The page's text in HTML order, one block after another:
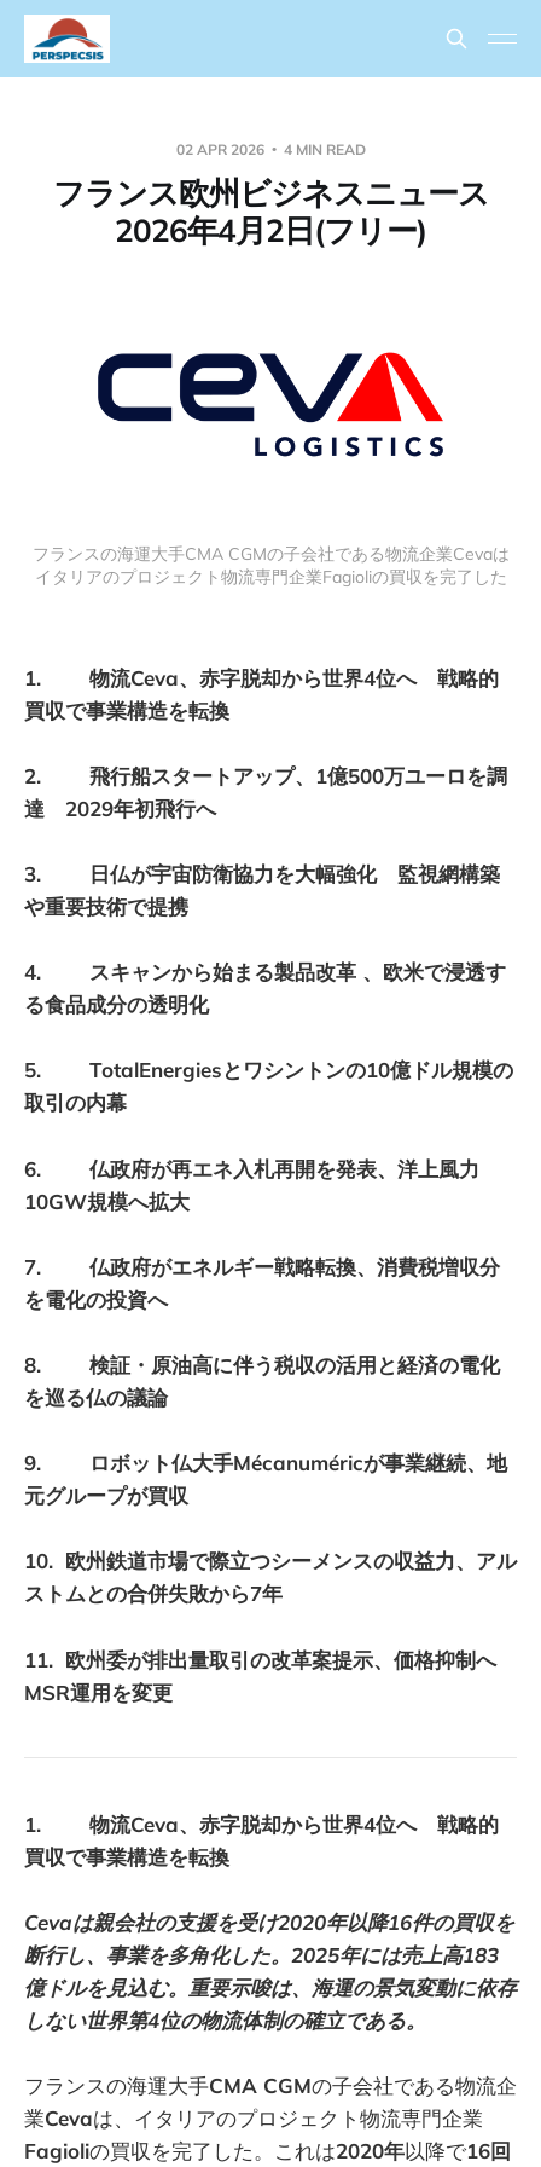
02 APR 2026 4 MIN READ
フランス欧州ビジネスニュース
2026年4月2日(フリー)
フランスの海運大手CMA CGMの子会社である物流企業Cevaは
イタリアのプロジェクト物流専門企業Fagioliの買収を完了した
1. 物流Ceva、赤字脱却から世界4位へ 戦略的
買収で事業構造を転換
2. 飛行船スタートアップ、1億500万ユーロを調
達 2029年初飛行へ
3. 日仏が宇宙防衛協力を大幅強化 監視網構築
や重要技術で提携
4. スキャンから始まる製品改革 、欧米で浸透す
る食品成分の透明化
5. TotalEnergiesとワシントンの10億ドル規模の
取引の内幕
6. 仏政府が再エネ入札再開を発表、洋上風力
10GW規模へ拡大
7. 仏政府がエネルギー戦略転換、消費税増収分
を電化の投資へ
8. 検証・原油高に伴う税収の活用と経済の電化
を巡る仏の議論
9. ロボット仏大手Mécanuméricが事業継続、地
元グループが買収
10. 欧州鉄道市場で際立つシーメンスの収益力、アル
ストムとの合併失敗から7年
11. 欧州委が排出量取引の改革案提示、価格抑制へ
MSR運用を変更
1. 物流Ceva、赤字脱却から世界4位へ 戦略的
買収で事業構造を転換
Cevaは親会社の支援を受け2020年以降16件の買収を
断行し、事業を多角化した。2025年には売上高183
億ドルを見込む。重要示唆は、海運の景気変動に依存
しない世界第4位の物流体制の確立である。
フランスの海運大手CMA CGMの子会社である物流企
業Cevaは、イタリアのプロジェクト物流専門企業
Fagioliの買収を完了した。これは2020年以降で16回